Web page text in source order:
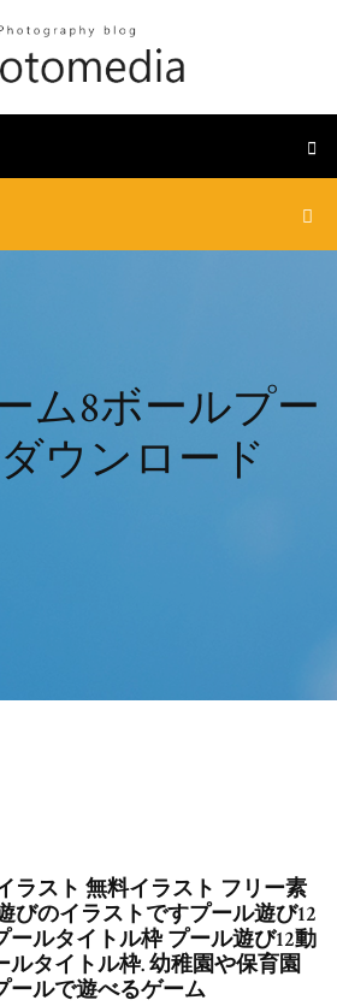
ム8ボールプー
ウンロード
ラスト 無料イラスト フリー素
びのイラストですプール遊び12
ルタイトル枠 プール遊び12動
タイトル枠. 幼稚園や保育園
ールで遊べるゲーム